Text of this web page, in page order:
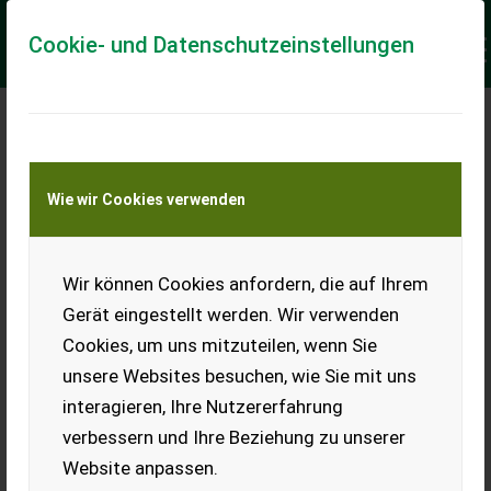
Cookie- und Datenschutzeinstellungen
Wie wir Cookies verwenden
Wir können Cookies anfordern, die auf Ihrem
Gerät eingestellt werden. Wir verwenden
Cookies, um uns mitzuteilen, wenn Sie
unsere Websites besuchen, wie Sie mit uns
interagieren, Ihre Nutzererfahrung
verbessern und Ihre Beziehung zu unserer
Website anpassen.
Meine Transportkostenanfrage
Transport von Land- und Baumaschinen –
KEINE Tiertransporte
Ladeort
Ort